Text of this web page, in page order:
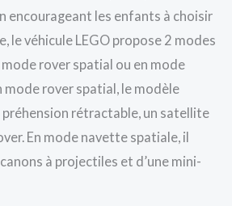
encourageant les enfants à choisir
le véhicule LEGO propose 2 modes
rover spatial ou en mode
mode rover spatial, le modèle
préhension rétractable, un satellite
En mode navette spatiale, il
à projectiles et d’une mini-